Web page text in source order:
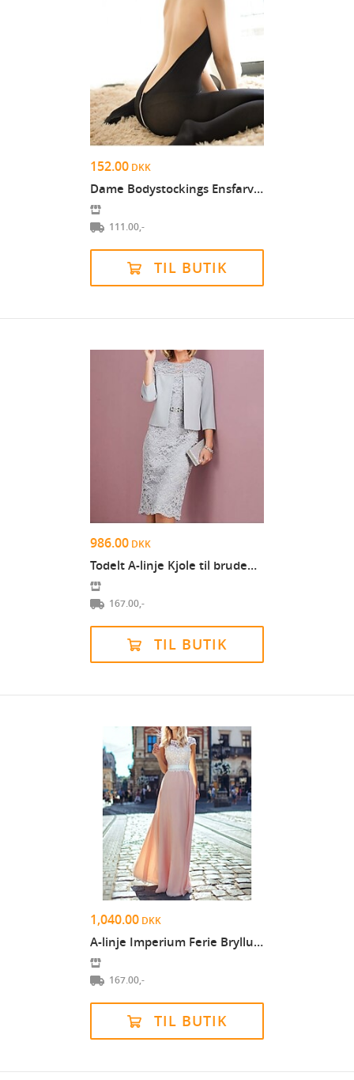
152.00 DKK
Dame Bodystockings Ensfarvet Sexet POLY Sort / Str...
111.00,-
TIL BUTIK
986.00 DKK
Todelt A-linje Kjole til brudens mor Høj halset Kn...
167.00,-
TIL BUTIK
1,040.00 DKK
A-linje Imperium Ferie Bryllupsgæst Kjole Illusion...
167.00,-
TIL BUTIK